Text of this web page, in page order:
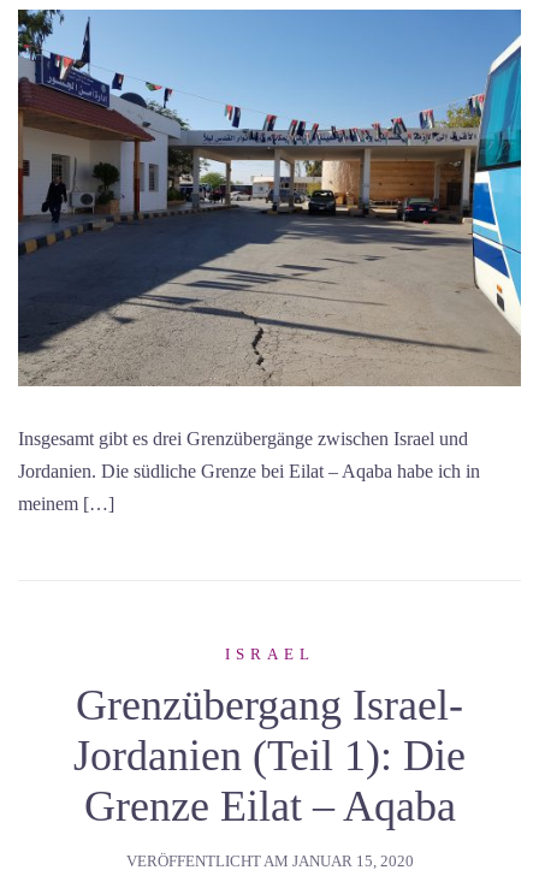
Insgesamt gibt es drei Grenzübergänge zwischen Israel und
Jordanien. Die südliche Grenze bei Eilat – Aqaba habe ich in
meinem […]
ISRAEL
Grenzübergang Israel-
Jordanien (Teil 1): Die
Grenze Eilat – Aqaba
VERÖFFENTLICHT AM JANUAR 15, 2020